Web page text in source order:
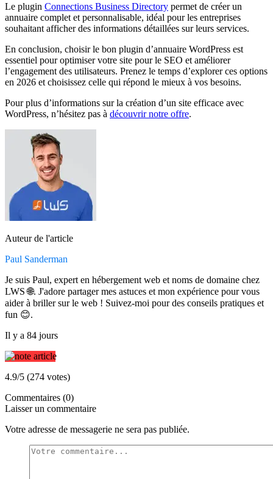
Le plugin Connections Business Directory permet de créer un
annuaire complet et personnalisable, idéal pour les entreprises
souhaitant afficher des informations détaillées sur leurs services.
En conclusion, choisir le bon plugin d’annuaire WordPress est
essentiel pour optimiser votre site pour le SEO et améliorer
l’engagement des utilisateurs. Prenez le temps d’explorer ces options
en 2026 et choisissez celle qui répond le mieux à vos besoins.
Pour plus d’informations sur la création d’un site efficace avec
WordPress, n’hésitez pas à découvrir notre offre.
Auteur de l'article
Paul Sanderman
Je suis Paul, expert en hébergement web et noms de domaine chez
LWS 🌐. J'adore partager mes astuces et mon expérience pour vous
aider à briller sur le web ! Suivez-moi pour des conseils pratiques et
fun 😊.
Il y a 84 jours
4.9/5 (274 votes)
Commentaires (0)
Laisser un commentaire
Votre adresse de messagerie ne sera pas publiée.